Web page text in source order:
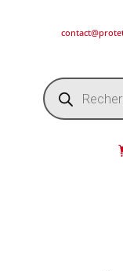
Recherche
de
produits